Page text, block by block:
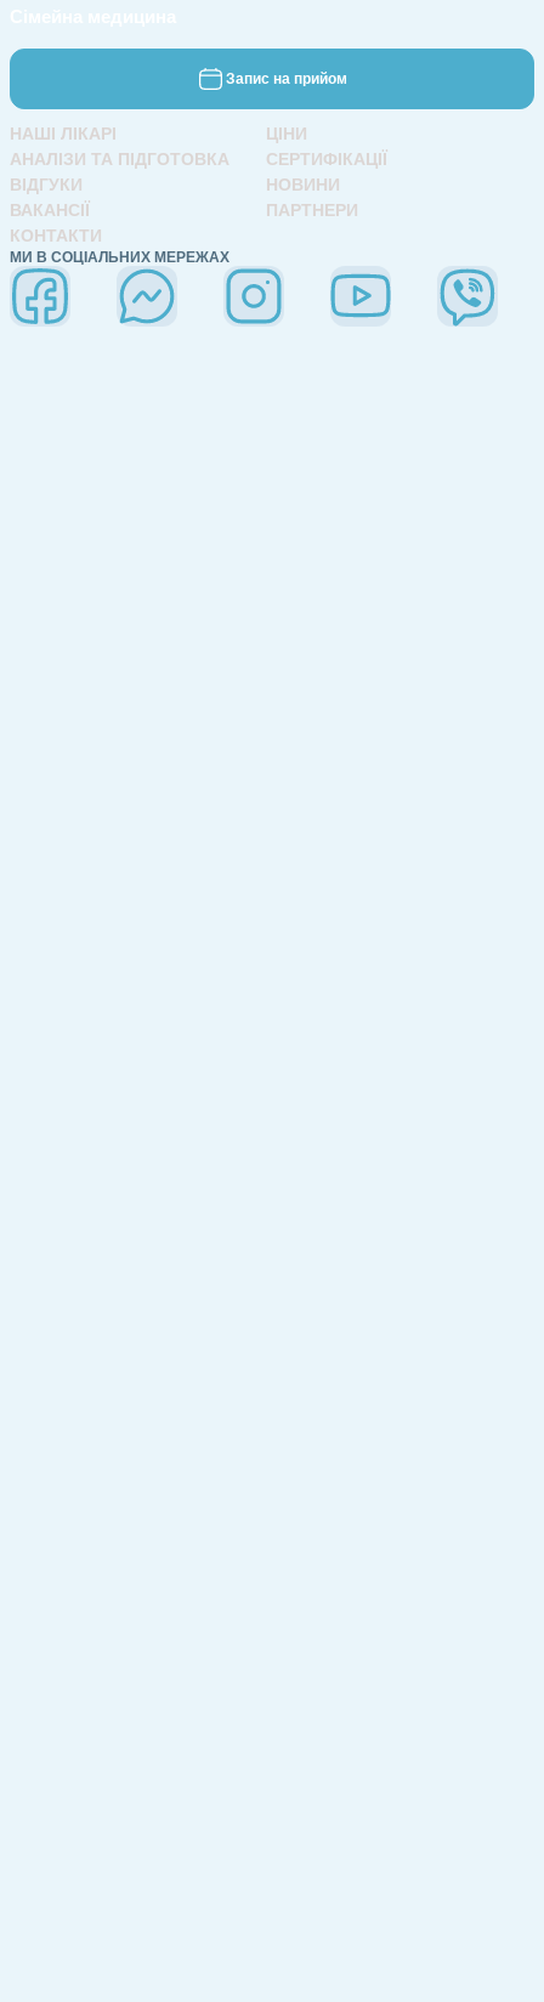
Запис на прийом
НАШІ ЛІКАРІ
ЦІНИ
АНАЛІЗИ ТА ПІДГОТОВКА
СЕРТИФІКАЦІЇ
ВІДГУКИ
НОВИНИ
ВАКАНСІЇ
ПАРТНЕРИ
КОНТАКТИ
МИ В СОЦІАЛЬНИХ МЕРЕЖАХ